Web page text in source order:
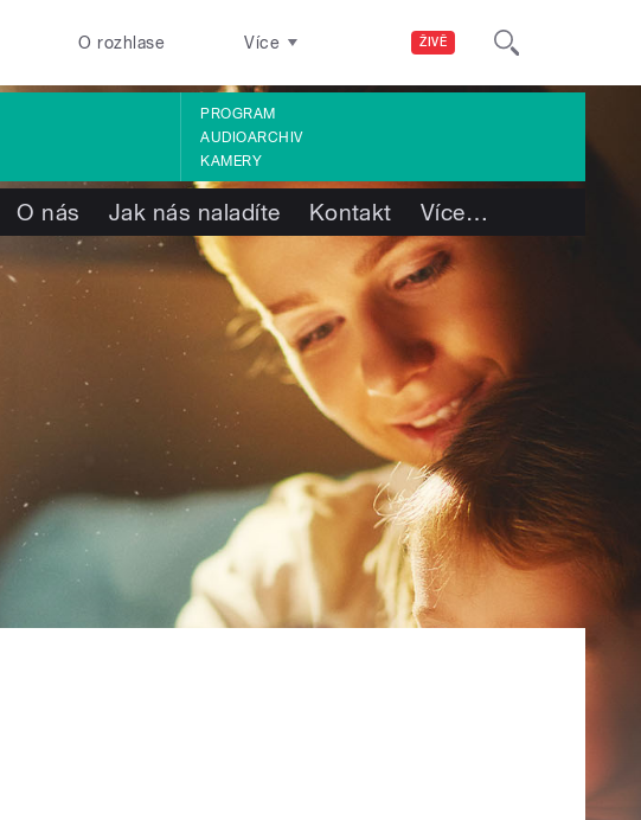
ŽIVĚ
O rozhlase Více
PROGRAM
AUDIOARCHIV
KAMERY
O nás Jak nás naladíte Kontakt Více…